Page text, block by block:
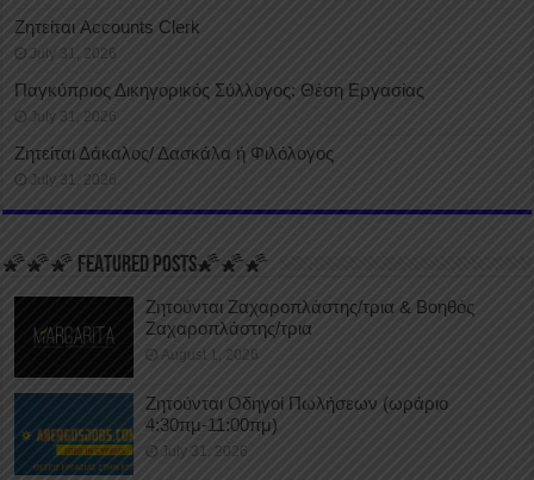
Ζητείται Accounts Clerk
July 31, 2026
Παγκύπριος Δικηγορικός Σύλλογος: Θέση Εργασίας
July 31, 2026
Ζητείται Δάκαλος/ Δασκάλα ή Φιλόλογος
July 31, 2026
🌠🌠🌠 FEATURED POSTS🌠🌠🌠
Ζητούνται Ζαχαροπλάστης/τρια & Βοηθός
Ζαχαροπλάστης/τρια
August 1, 2026
Ζητούνται Οδηγοί Πωλήσεων (ωράριο
4:30πμ-11:00πμ)
July 31, 2026